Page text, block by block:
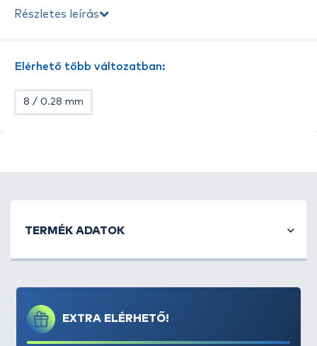
Részletes leírás
Elérhető több változatban:
8 / 0.28 mm
EXTRA ELÉRHETŐ!
TERMÉK ADATOK